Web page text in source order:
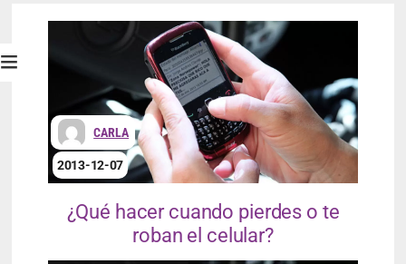
CARLA
2013-12-07
¿Qué hacer cuando pierdes o te
roban el celular?